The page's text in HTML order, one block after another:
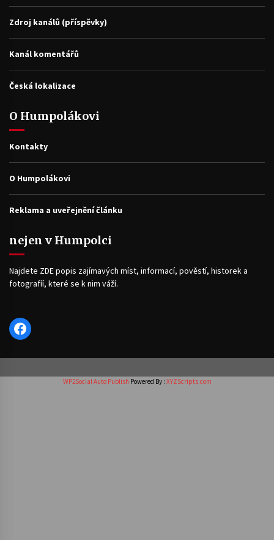
Zdroj kanálů (příspěvky)
Kanál komentářů
Česká lokalizace
O Humpolákovi
Kontakty
O Humpolákovi
Reklama a uveřejnění článku
nejen v Humpolci
Najdete ZDE popis zajímavých míst, informací, pověstí, historek a
fotografíí, které se k nim váží.
Facebook
WP2Social Auto Publish Powered By : XYZScripts.com